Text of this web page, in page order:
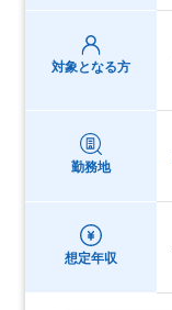
対象となる方
勤務地
想定年収